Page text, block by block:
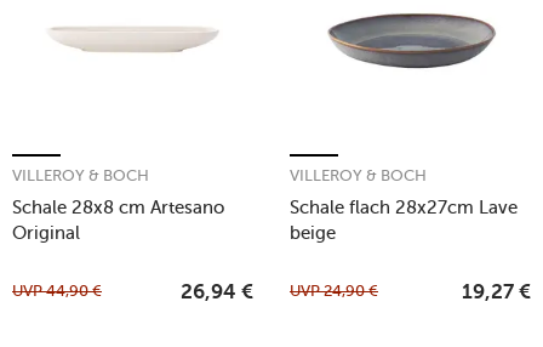
Schale 28x8 cm Artesano
Original
VILLEROY & BOCH
UVP44,90 € 26,94 €
Schale flach 28x27cm Lave
beige
VILLEROY & BOCH
UVP24,90 € 19,27 €